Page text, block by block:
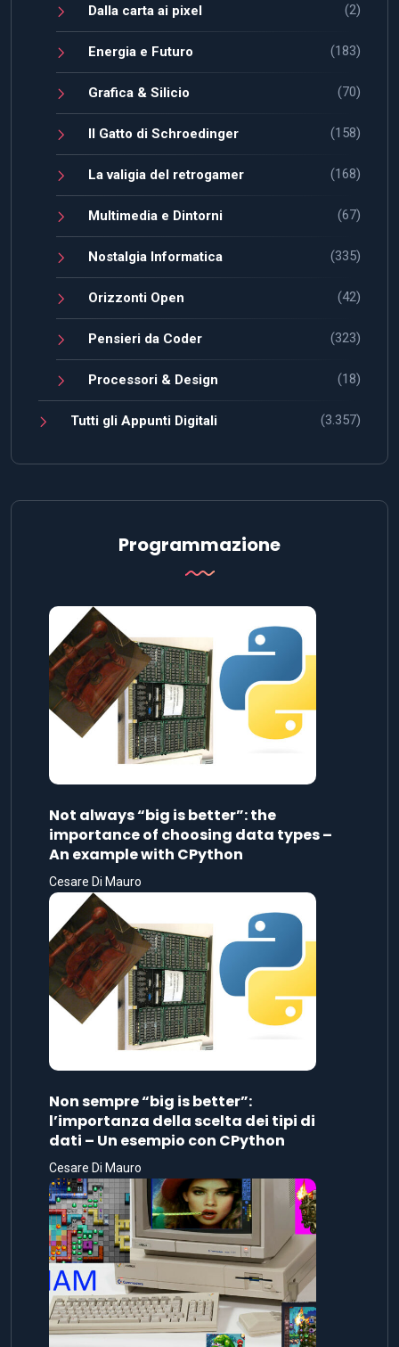
Dalla carta ai pixel (2)
Energia e Futuro (183)
Grafica & Silicio (70)
Il Gatto di Schroedinger (158)
La valigia del retrogamer (168)
Multimedia e Dintorni (67)
Nostalgia Informatica (335)
Orizzonti Open (42)
Pensieri da Coder (323)
Processori & Design (18)
Tutti gli Appunti Digitali (3.357)
Programmazione
Not always “big is better”: the
importance of choosing data types –
An example with CPython
Cesare Di Mauro
Non sempre “big is better”:
l’importanza della scelta dei tipi di
dati – Un esempio con CPython
Cesare Di Mauro